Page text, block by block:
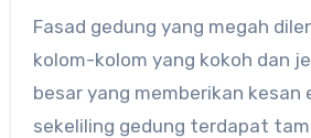
Fasad gedung yang megah
kolom-kolom yang kokoh dan
besar yang memberikan kesan
sekeliling gedung terdapat